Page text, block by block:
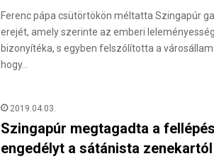
Ferenc pápa csütörtökön méltatta Szingapúr
erejét, amely szerinte az emberi leleményesség
bizonyítéka, s egyben felszólította a
hogy…
2019.04.03.
Szingapúr megtagadta a
engedélyt a sátánista zenekartól